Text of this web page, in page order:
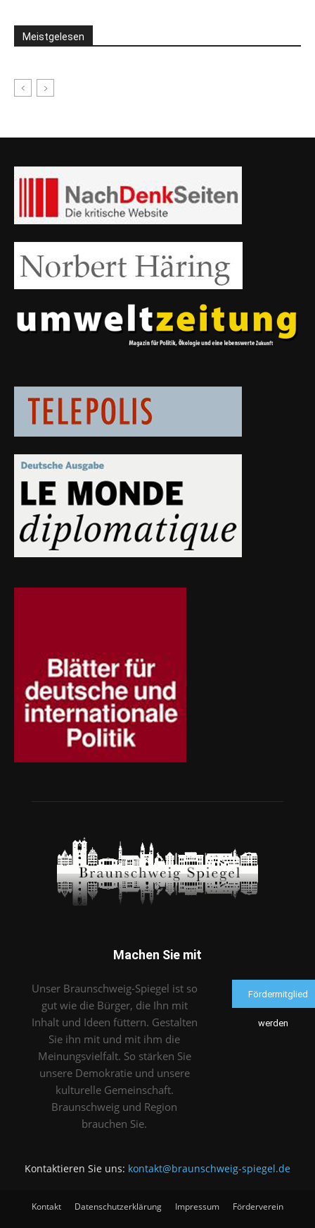
Meistgelesen
Machen Sie mit
Unser Braunschweig-Spiegel ist so
gut wie die Bürger, die Ihn mit
Inhalt und Ideen füttern. Gestalten
Sie ihn mit und mit ihm die
Meinungsvielfalt. So stärken Sie
unsere Demokratie und unsere
kulturelle Gemeinschaft.
Braunschweig und Region
brauchen Sie.
Fördermitglied
werden
Kontaktieren Sie uns: kontakt@braunschweig-spiegel.de
Kontakt Datenschutzerklärung Impressum Förderverein